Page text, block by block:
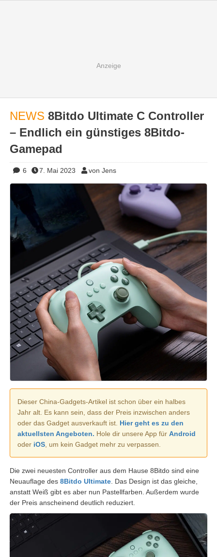
NEWS 8Bitdo Ultimate C Controller
– Endlich ein günstiges 8Bitdo-
Gamepad
6 7. Mai 2023 von Jens
Dieser China-Gadgets-Artikel ist schon über ein halbes
Jahr alt. Es kann sein, dass der Preis inzwischen anders
oder das Gadget ausverkauft ist. Hier geht es zu den
aktuellsten Angeboten. Hole dir unsere App für Android
oder iOS , um kein Gadget mehr zu verpassen.
Die zwei neuesten Controller aus dem Hause 8Bitdo sind eine
Neuauflage des 8Bitdo Ultimate . Das Design ist das gleiche,
anstatt Weiß gibt es aber nun Pastellfarben. Außerdem wurde
der Preis anscheinend deutlich reduziert.